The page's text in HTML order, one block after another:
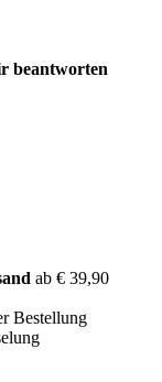
beantworten
ab € 39,90
Bestellung